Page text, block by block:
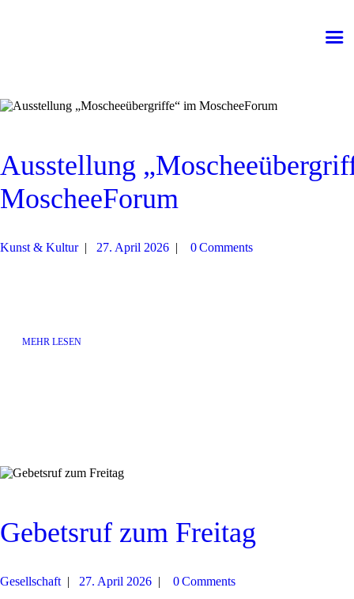
Service
Ausstellung
MoscheeForum
Kunst & Kultur 27. April 2026 0Comments
MEHR LESEN
Gebetsruf zum Freitag
Gesellschaft 27. April 2026 0Comments